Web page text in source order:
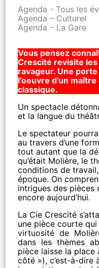
Agenda - Tous les
Agenda – Culturel
Agenda – La Gare
Vous pensez
Crescité revisite
ravageur. Une
l’oeuvre d’un
classique.
Un spectacle
et la langue du
Le spectateur
au travers d’une
tout autant que la
qu’était Molière, le
conditions de
époque. On
intrigues des pièces
encore aujourd’hui.
La Cie Crescité
une pièce courte
virtuosité de
dans les thèmes
pièce laisse la place
côté »), c’est-à-dire